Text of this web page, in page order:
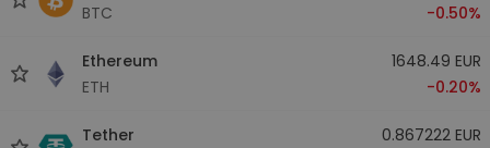
BTC
-0.50%
Ethereum
ETH
1648.49 EUR
-0.20%
Tether
0.867222 EUR